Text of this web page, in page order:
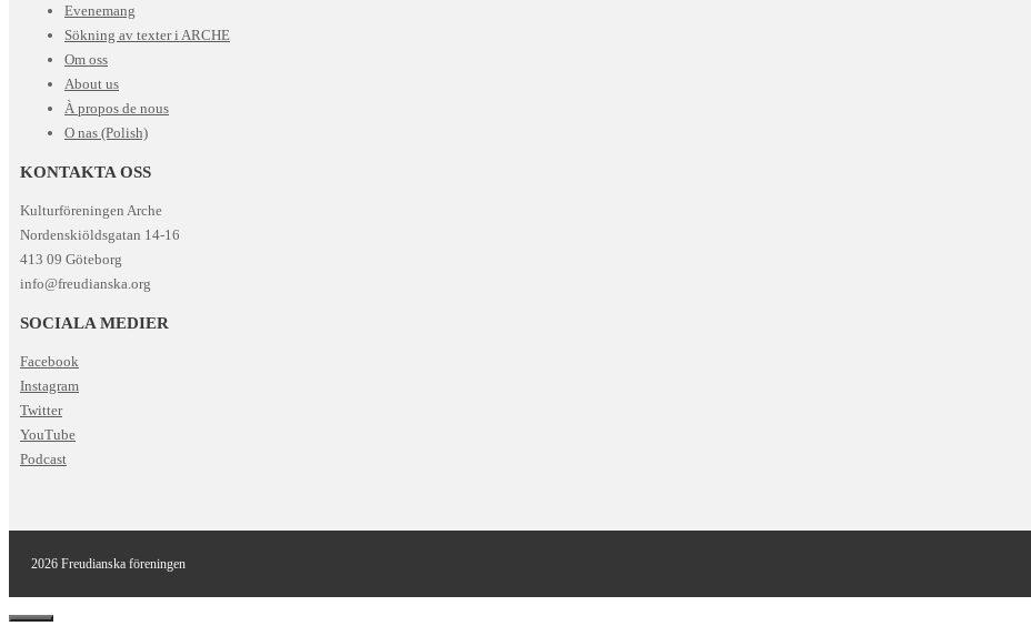
Evenemang
Sökning av texter i ARCHE
Om oss
About us
À propos de nous
O nas (Polish)
KONTAKTA OSS
Kulturföreningen Arche
Nordenskiöldsgatan 14-16
413 09 Göteborg
info@freudianska.org
SOCIALA MEDIER
Facebook
Instagram
Twitter
YouTube
Podcast
2026 Freudianska föreningen